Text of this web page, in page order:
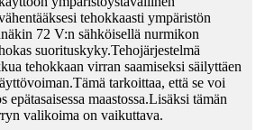
tehokkaasti ympäristön
72 V:n sähköisellä nurmikon
suorituskyky.Tehojärjestelmä
tehokkaan virran saamiseksi säilyttäen
tarkoittaa, että se voi
epätasaisessa maastossa.Lisäksi tämän
valikoima on vaikuttava.